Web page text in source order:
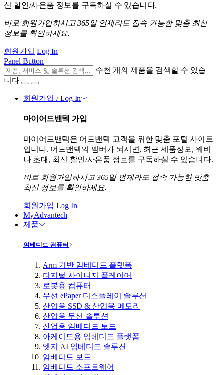
신 할인/사은품 정보를 구독하실 수 있습니다.
바로 회원가입하시고 365일 언제라도 접속 가능한 맞춤 최신
정보를 확인하세요.
회원가입 Log In
Panel Button
수천 개의 제품을 검색할 수 있습
니다
회원가입 / Log In
마이어드밴텍 가입
마이어드밴텍은 어드밴텍 고객을 위한 맞춤 포털 사이트
입니다. 어드밴텍의 멤버가 되시면, 최근 제품정보, 웨비
나 초대, 최신 할인/사은품 정보를 구독하실 수 있습니다.
바로 회원가입하시고 365일 언제라도 접속 가능한 맞춤
최신 정보를 확인하세요.
회원가입 Log In
MyAdvantech
제품
임베디드 컴퓨터
Arm 기반 임베디드 플랫폼
디지털 사이니지 플레이어
로봇용 컴퓨터
무선 ePaper 디스플레이 솔루션
산업용 SSD & 산업용 메모리
산업용 무선 솔루션
산업용 임베디드 보드
아케이드용 임베디드 플랫폼
엣지 AI 임베디드 솔루션
임베디드 보드
임베디드 소프트웨어